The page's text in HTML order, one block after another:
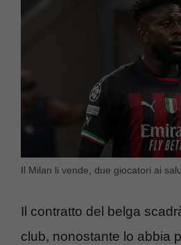
Il Milan li vende, due giocatori ai
Il contratto del belga
club, nonostante lo abbia